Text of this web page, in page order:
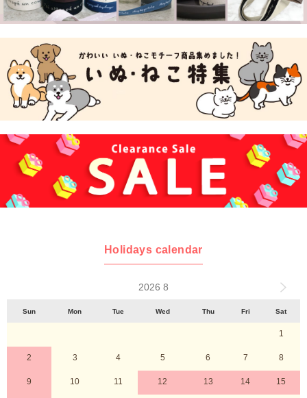
Holidays calendar
2026 8
Sun Mon Tue Wed Thu Fri Sat
1
2 3 4 5 6 7 8
9 10 11 12 13 14 15